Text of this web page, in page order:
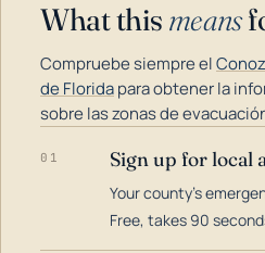
What this means
Compruebe siempre el
de Floridapara obtener la
sobre las zonas de
01 Sign up for local
Your county's
Free, takes 90